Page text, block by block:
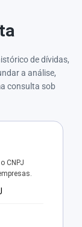
de dívidas,
a análise,
consulta sob
CNPJ